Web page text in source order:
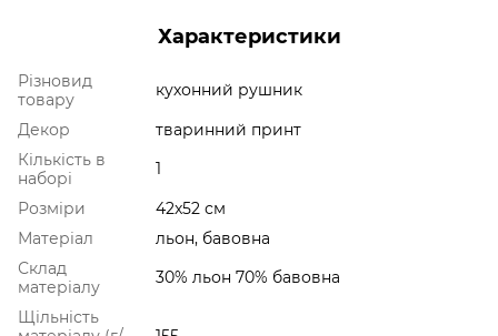
Характеристики
Різновид
товару
кухонний рушник
Декор
тваринний принт
Кількість в
наборі
1
Розміри
42x52 см
Матеріал
льон, бавовна
Склад
матеріалу
30% льон 70% бавовна
Щільність